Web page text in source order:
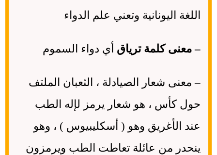
اللغة اليونانية وتعني علم الدواء
– معنى كلمة ترياق أي دواء السموم
– معنى شعار الصيادلة ، الثعبان الملتف
حول كأس ، هو شعار يرمز لإله الطب
عند الأغريق وهو ( أسكليبيوس ) ، وهو
ينحدر من عائلة تعاطت الطب ويرمزون